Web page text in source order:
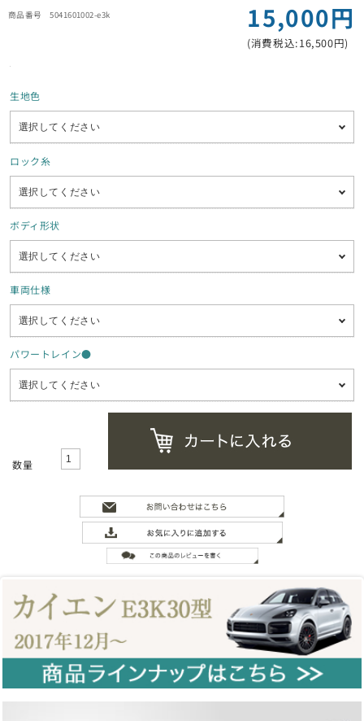
5041601002-e3k 15,000円
(消費税込:16,500円)
生地色
ロック糸
ボディ形状
車両仕様
パワートレイン●
数量